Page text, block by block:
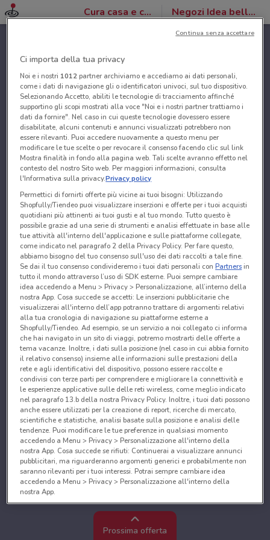
Cura casa e corpo Negozi Idea bellezza
Prossima offerta
Ci importa della tua privacy
Noi e i nostri 1012partner archiviamo e accediamo ai dati personali,
come i dati di navigazione gli o identificatori univoci, sul tuo dispositivo.
Selezionando Accetto, abiliti le tecnologie di tracciamento affinché
supportino gli scopi mostrati alla voce "Noi e i nostri partner trattiamo i
dati da fornire". Nel caso in cui queste tecnologie dovessero essere
disabilitate, alcuni contenuti e annunci visualizzati potrebbero non
essere rilevanti. Puoi accedere nuovamente a questo menu per
modificare le tue scelte o per revocare il consenso facendo clic sul link
Mostra finalità in fondo alla pagina web. Tali scelte avranno effetto nel
contesto del nostro Sito web. Per maggiori informazioni, consulta
l'Informativa sulla privacy.Privacy policy
Permettici di fornirti offerte più vicine ai tuoi bisogni: Utilizzando
Shopfully/Tiendeo puoi visualizzare inserzioni e offerte per i tuoi acquisti
quotidiani più attinenti ai tuoi gusti e al tuo mondo. Tutto questo è
possibile grazie ad una serie di strumenti e analisi effettuate in base alle
tue attività all'interno dell'applicazione e sulle piattaforme collegate,
come indicato nel paragrafo 2 della Privacy Policy. Per fare questo,
abbiamo bisogno del tuo consenso sull'uso dei dati raccolti a tale fine.
Se dai il tuo consenso condivideremo i tuoi dati personali conPartnersin
tutto il mondo attraverso l’uso di SDK esterne. Puoi sempre cambiare
idea accedendo a Menu > Privacy > Personalizzazione, all’interno della
nostra App. Cosa succede se accetti: Le inserzioni pubblicitarie che
visualizzerai all'interno dell’app potranno trattare di argomenti relativi
alla tua cronologia di navigazione su piattaforme esterne a
Shopfully/Tiendeo. Ad esempio, se un servizio a noi collegato ci informa
che hai navigato in un sito di viaggi, potremo mostrarti delle offerte a
tema vacanze. Inoltre, i dati sulla posizione (nel caso in cui abbia fornito
il relativo consenso) insieme alle informazioni sulle prestazioni della
rete e agli identificativi del dispositivo, possono essere raccolte e
condivisi con terze parti per comprendere e migliorare la connettività e
le esperienze applicative sulle delle reti wireless, come meglio indicato
nel paragrafo 13.b della nostra Privacy Policy. Inoltre, i tuoi dati possono
anche essere utilizzati per la creazione di report, ricerche di mercato,
scientifiche e statistiche, analisi basate sulla posizione e analisi delle
tendenze. Puoi modificare le tue preferenze in qualsiasi momento
accedendo a Menu > Privacy > Personalizzazione all'interno della
nostra App. Cosa succede se rifiuti: Continuerai a visualizzare annunci
pubblicitari, ma riguarderanno argomenti generici e probabilmente non
saranno rilevanti per i tuoi interessi. Potrai sempre cambiare idea
accedendo a Menu > Privacy > Personalizzazione all'interno della
nostra App.
Noi e i nostri partner trattiamo i dati per fornire:
Utilizzare dati di geolocalizzazione precisi. Scansione attiva delle
caratteristiche del dispositivo ai fini dell’identificazione. Archiviare
Continua senza accettare